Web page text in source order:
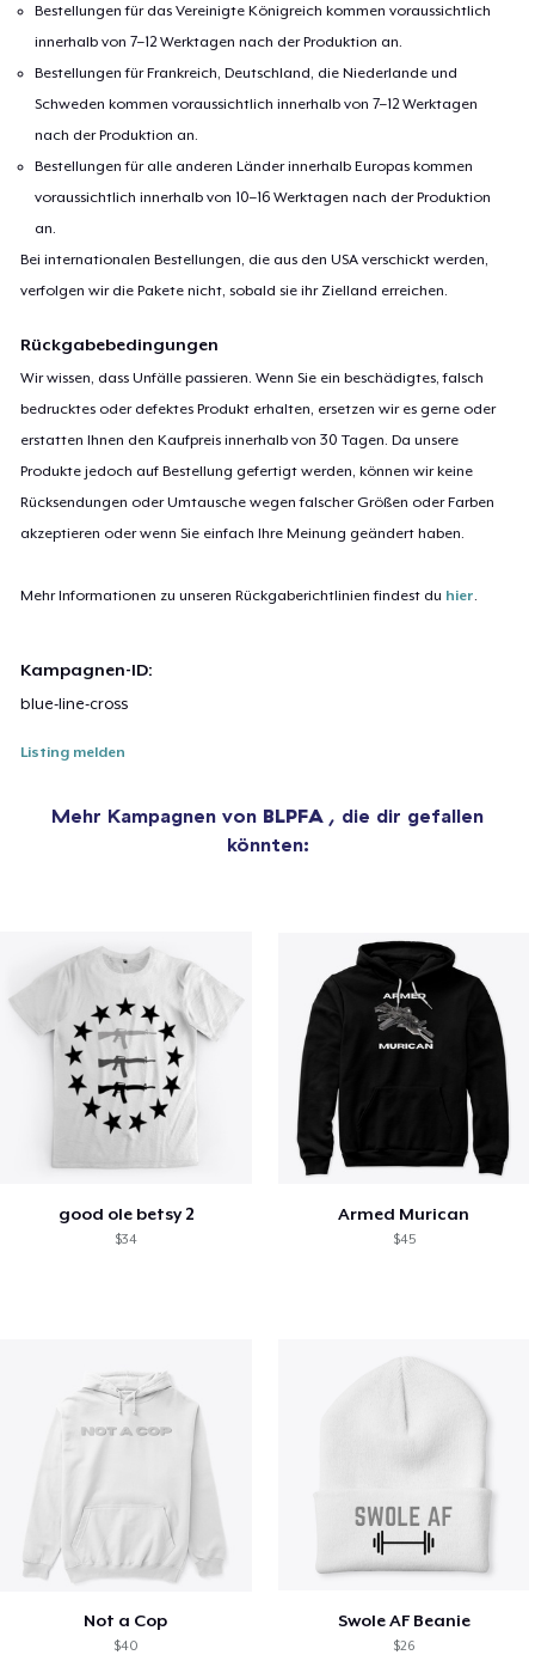
Bestellungen für das Vereinigte Königreich kommen voraussichtlich
innerhalb von 7–12 Werktagen nach der Produktion an.
Bestellungen für Frankreich, Deutschland, die Niederlande und
Schweden kommen voraussichtlich innerhalb von 7–12 Werktagen
nach der Produktion an.
Bestellungen für alle anderen Länder innerhalb Europas kommen
voraussichtlich innerhalb von 10–16 Werktagen nach der Produktion
an.
Bei internationalen Bestellungen, die aus den USA verschickt werden,
verfolgen wir die Pakete nicht, sobald sie ihr Zielland erreichen.
Rückgabebedingungen
Wir wissen, dass Unfälle passieren. Wenn Sie ein beschädigtes, falsch
bedrucktes oder defektes Produkt erhalten, ersetzen wir es gerne oder
erstatten Ihnen den Kaufpreis innerhalb von 30 Tagen. Da unsere
Produkte jedoch auf Bestellung gefertigt werden, können wir keine
Rücksendungen oder Umtausche wegen falscher Größen oder Farben
akzeptieren oder wenn Sie einfach Ihre Meinung geändert haben.
Mehr Informationen zu unseren Rückgaberichtlinien findest du hier
Kampagnen-ID:
blue-line-cross
Listing melden
Mehr Kampagnen von BLPFA , die dir gefallen
könnten:
good ole betsy 2
$34
Armed Murican
$45
Not a Cop
$40
Swole AF Beanie
$26